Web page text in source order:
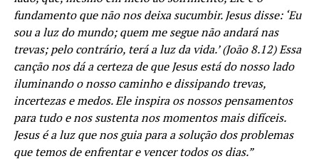
fundamento que não nos deixa sucumbir. Jesus disse: ‘Eu
sou a luz do mundo; quem me segue não andará nas
trevas; pelo contrário, terá a luz da vida.’ (João 8.12) Essa
canção nos dá a certeza de que Jesus está do nosso lado
iluminando o nosso caminho e dissipando trevas,
incertezas e medos. Ele inspira os nossos pensamentos
para tudo e nos sustenta nos momentos mais difíceis.
Jesus é a luz que nos guia para a solução dos problemas
que temos de enfrentar e vencer todos os dias.”